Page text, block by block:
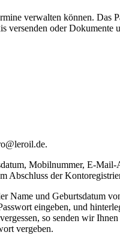
verwalten können. Das
versenden oder Dokumente
Mobilnummer, E-Mail-
Abschluss der
Name und Geburtsdatum
eingeben, und
so senden wir
vergeben.